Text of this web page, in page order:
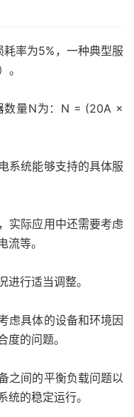
率为5%，一种典型服
。
数量N为：N = (20A ×
系统能够支持的具体服
实际应用中还需要考虑
等。
行适当调整。
虑具体的设备和环境因
的问题。
之间的平衡负载问题以
的稳定运行。